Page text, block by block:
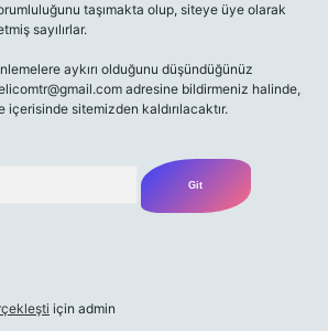
taşımakta olup, siteye üye olarak
sayılırlar.
aykırı olduğunu düşündüğünüz
adresine bildirmeniz halinde,
sitemizden kaldırılacaktır.
için admin